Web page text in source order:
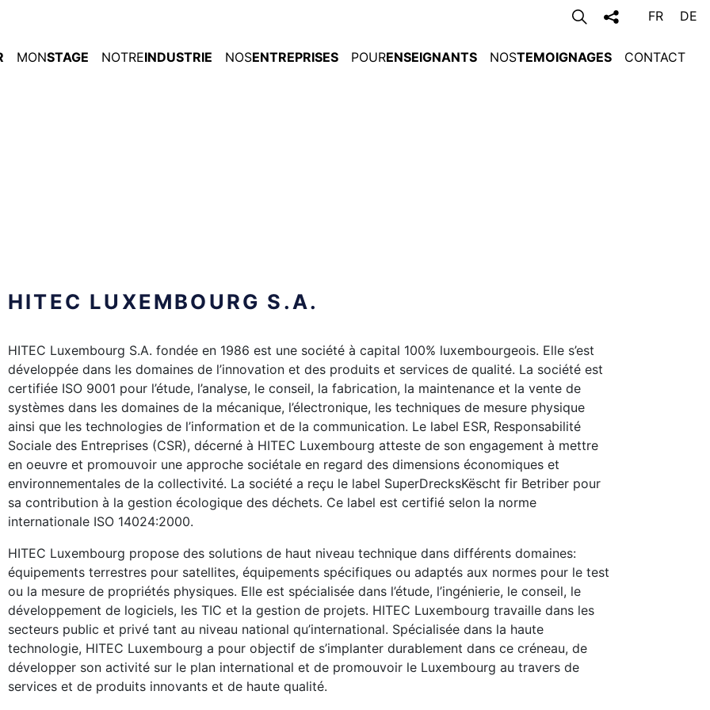
FR DE
MONSTAGE NOTREINDUSTRIE NOSENTREPRISES POURENSEIGNANTS NOSTEMOIGNAGES CONTACT
HITEC LUXEMBOURG S.A.
HITEC Luxembourg S.A. fondée en 1986 est une société à capital 100% luxembourgeois. Elle s’est
développée dans les domaines de l’innovation et des produits et services de qualité. La société est
certifiée ISO 9001 pour l’étude, l’analyse, le conseil, la fabrication, la maintenance et la vente de
systèmes dans les domaines de la mécanique, l’électronique, les techniques de mesure physique
ainsi que les technologies de l’information et de la communication. Le label ESR, Responsabilité
Sociale des Entreprises (CSR), décerné à HITEC Luxembourg atteste de son engagement à mettre
en oeuvre et promouvoir une approche sociétale en regard des dimensions économiques et
environnementales de la collectivité. La société a reçu le label SuperDrecksKëscht fir Betriber pour
sa contribution à la gestion écologique des déchets. Ce label est certifié selon la norme
internationale ISO 14024:2000.
HITEC Luxembourg propose des solutions de haut niveau technique dans différents domaines:
équipements terrestres pour satellites, équipements spécifiques ou adaptés aux normes pour le test
ou la mesure de propriétés physiques. Elle est spécialisée dans l’étude, l’ingénierie, le conseil, le
développement de logiciels, les TIC et la gestion de projets. HITEC Luxembourg travaille dans les
secteurs public et privé tant au niveau national qu’international. Spécialisée dans la haute
technologie, HITEC Luxembourg a pour objectif de s’implanter durablement dans ce créneau, de
développer son activité sur le plan international et de promouvoir le Luxembourg au travers de
services et de produits innovants et de haute qualité.